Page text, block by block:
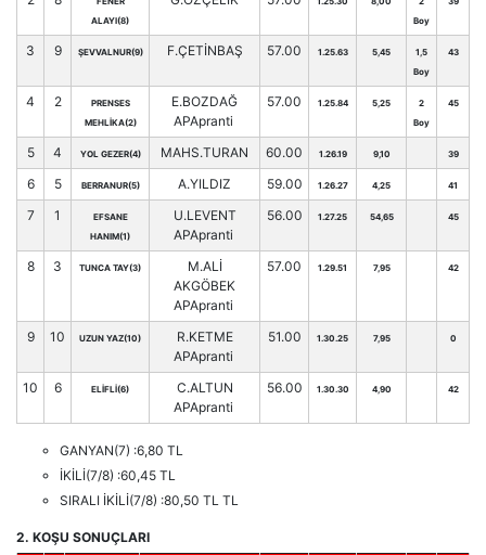
ALAYI(8)
Boy
3 9 ŞEVVALNUR(9) F.ÇETİNBAŞ 57.00 1.25.63 5,45
1,5
Boy
43
4 2
PRENSES
MEHLİKA(2)
E.BOZDAĞ
APApranti
57.00 1.25.84 5,25
2
Boy
45
5 4 YOL GEZER(4) MAHS.TURAN 60.00 1.26.19 9,10 39
6 5 BERRANUR(5) A.YILDIZ 59.00 1.26.27 4,25 41
7 1
EFSANE
HANIM(1)
U.LEVENT
APApranti
56.00 1.27.25 54,65 45
8 3 TUNCA TAY(3)
M.ALİ
AKGÖBEK
APApranti
57.00 1.29.51 7,95 42
9 10 UZUN YAZ(10)
R.KETME
APApranti
51.00 1.30.25 7,95 0
10 6 ELİFLİ(6)
C.ALTUN
APApranti
56.00 1.30.30 4,90 42
GANYAN(7) :6,80 TL
İKİLİ(7/8) :60,45 TL
SIRALI İKİLİ(7/8) :80,50 TL TL
2. KOŞU SONUÇLARI